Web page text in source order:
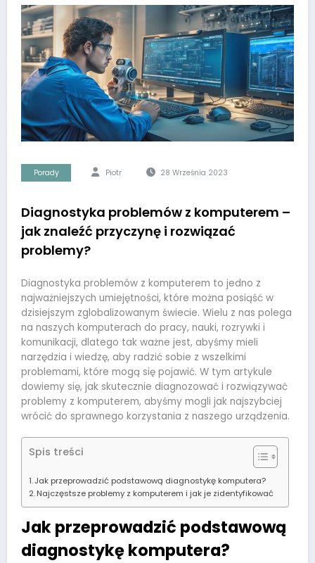
Porady Piotr 28 Września 2023
Diagnostyka problemów z komputerem –
jak znaleźć przyczynę i rozwiązać
problemy?
Diagnostyka problemów z komputerem to jedno z
najważniejszych umiejętności, które można posiąść w
dzisiejszym zglobalizowanym świecie. Wielu z nas polega
na naszych komputerach do pracy, nauki, rozrywki i
komunikacji, dlatego tak ważne jest, abyśmy mieli
narzędzia i wiedzę, aby radzić sobie z wszelkimi
problemami, które mogą się pojawić. W tym artykule
dowiemy się, jak skutecznie diagnozować i rozwiązywać
problemy z komputerem, abyśmy mogli jak najszybciej
wrócić do sprawnego korzystania z naszego urządzenia.
Spis treści
Jak przeprowadzić podstawową diagnostykę komputera?
Najczęstsze problemy z komputerem i jak je zidentyfikować
Jak przeprowadzić podstawową
diagnostykę komputera?